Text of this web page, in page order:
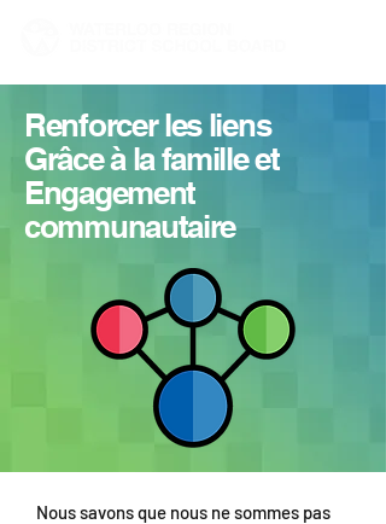
Renforcer les liens
Grâce à la famille et
Engagement
communautaire
Nous savons que nous ne sommes pas